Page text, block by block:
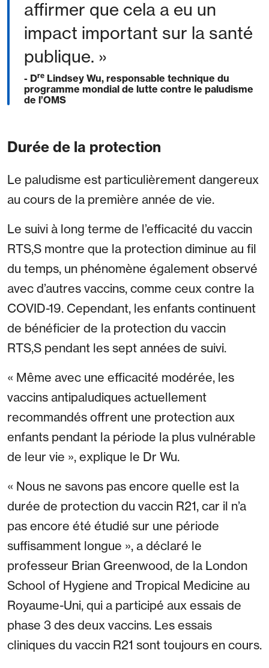
affirmer que cela a eu un
impact important sur la santé
publique. »
- Dre Lindsey Wu, responsable technique du
programme mondial de lutte contre le paludisme
de l’OMS
Durée de la protection
Le paludisme est particulièrement dangereux
au cours de la première année de vie.
Le suivi à long terme de l’efficacité du vaccin
RTS,S montre que la protection diminue au fil
du temps, un phénomène également observé
avec d’autres vaccins, comme ceux contre la
COVID-19. Cependant, les enfants continuent
de bénéficier de la protection du vaccin
RTS,S pendant les sept années de suivi.
« Même avec une efficacité modérée, les
vaccins antipaludiques actuellement
recommandés offrent une protection aux
enfants pendant la période la plus vulnérable
de leur vie », explique le Dr Wu.
« Nous ne savons pas encore quelle est la
durée de protection du vaccin R21, car il n’a
pas encore été étudié sur une période
suffisamment longue », a déclaré le
professeur Brian Greenwood, de la London
School of Hygiene and Tropical Medicine au
Royaume-Uni, qui a participé aux essais de
phase 3 des deux vaccins. Les essais
cliniques du vaccin R21 sont toujours en cours.